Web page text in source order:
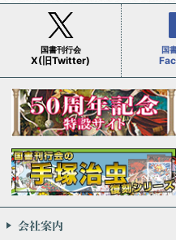
国書刊行会
X(旧Twitter)
国